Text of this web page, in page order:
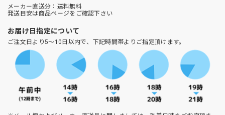
メーカー直送分：送料無料
発送目安は商品ページをご確認下さい
お届け日指定について
ご注文日より5～10日以内で、下記時間帯よりご指定頂けます。